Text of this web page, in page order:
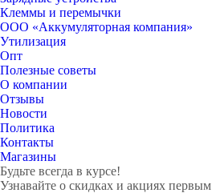
Клеммы и перемычки
ООО «Аккумуляторная компания»
Утилизация
Опт
Полезные советы
О компании
Отзывы
Новости
Политика
Контакты
Магазины
Будьте всегда в курсе!
Узнавайте о скидках и акциях первым